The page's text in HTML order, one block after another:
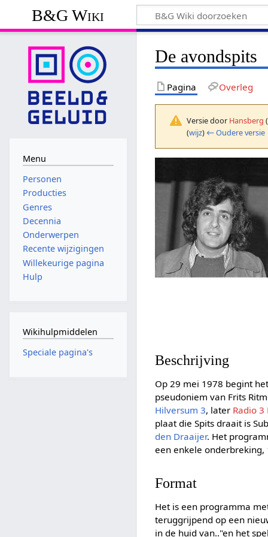
B&G Wiki
De avondspits
Pagina Overleg
Versie door Hansberg (
(wijz) ← Oudere versie
Beschrijving
Op 29 mei 1978 begint
pseudoniem van Frits
Hilversum 3, later Radio 3
plaat die Spits draait is
den Draaijer. Het
een enkele
Format
Het is een programma
teruggrijpend op een
in de huid van.."en het
Menu
Personen
Producties
Genres
Decennia
Onderwerpen
Recente wijzigingen
Willekeurige pagina
Hulp
Wikihulpmiddelen
Speciale pagina's